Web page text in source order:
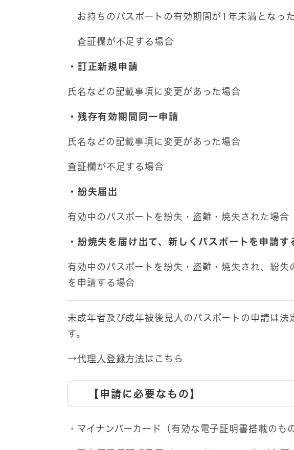
お持ちのパスポートの有効期間が1年未満となっ
査証欄が不足する場合
・訂正新規申請
氏名などの記載事項に変更があった場合
・残存有効期間同一申請
氏名などの記載事項に変更があった場合
査証欄が不足する場合
・紛失届出
有効中のパスポートを紛失・盗難・焼失された場合
・紛焼失を届け出て、新しくパスポートを申請す
有効中のパスポートを紛失・盗難・焼失され、紛失
を申請する場合
未成年者及び成年被後見人のパスポートの申請は法
す。
→代理人登録方法 はこちら​
【申請に必要なもの】
・マイナンバーカード（有効な電子証明書搭載のも